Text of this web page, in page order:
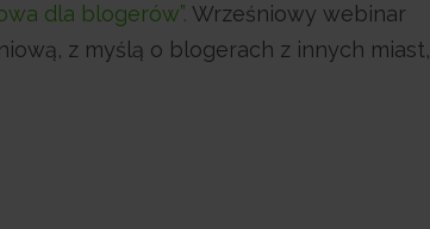
dla blogerów”. Wrześniowy webinar
z myślą o blogerach z innych miast,